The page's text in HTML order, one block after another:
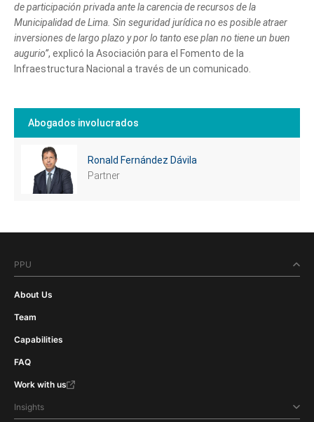
de participación privada ante la carencia de recursos de la
Municipalidad de Lima. Sin seguridad jurídica no es posible atraer
inversiones de largo plazo y por lo tanto ese plan no tiene un buen
augurio”, explicó la Asociación para el Fomento de la
Infraestructura Nacional a través de un comunicado.
Abogados involucrados
Ronald Fernández Dávila
Partner
PPU
About Us
Team
Capabilities
FAQ
Work with us
Insights